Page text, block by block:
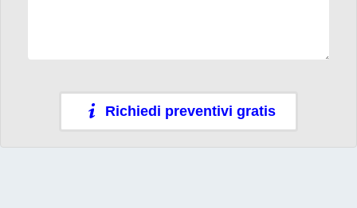
Richiedi preventivi gratis